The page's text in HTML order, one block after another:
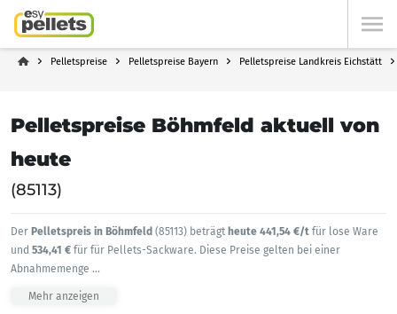
Pelletspreise Pelletspreise Bayern Pelletspreise Landkreis Eichstätt
Pelletspreise Böhmfeld aktuell von
heute
(85113)
Der Pelletspreis in Böhmfeld (85113) beträgt heute 441,54 €/t für lose Ware
und 534,41 € für für Pellets-Sackware. Diese Preise gelten bei einer
Abnahmemenge ...
Mehr anzeigen